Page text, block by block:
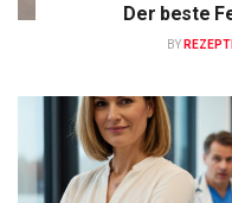
Der beste
BY